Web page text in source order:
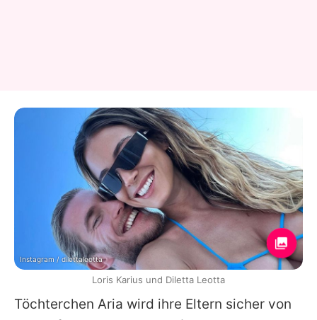
Töchterchen Aria wird ihre Eltern sicher von
Instagram / dilettaleotta
Loris Karius und Diletta Leotta